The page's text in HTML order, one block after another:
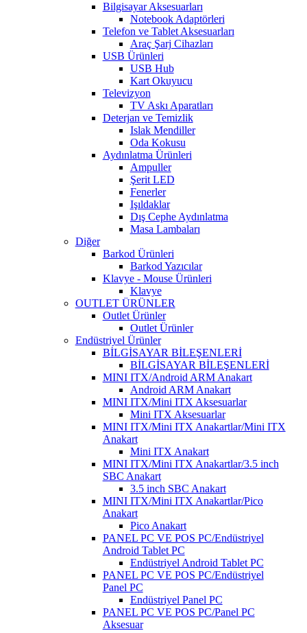
Bilgisayar Aksesuarları
Notebook Adaptörleri
Telefon ve Tablet Aksesuarları
Araç Şarj Cihazları
USB Ürünleri
USB Hub
Kart Okuyucu
Televizyon
TV Askı Aparatları
Deterjan ve Temizlik
Islak Mendiller
Oda Kokusu
Aydınlatma Ürünleri
Ampuller
Şerit LED
Fenerler
Işıldaklar
Dış Cephe Aydınlatma
Masa Lambaları
Diğer
Barkod Ürünleri
Barkod Yazıcılar
Klavye - Mouse Ürünleri
Klavye
OUTLET ÜRÜNLER
Outlet Ürünler
Outlet Ürünler
Endüstriyel Ürünler
BİLGİSAYAR BİLEŞENLERİ
BİLGİSAYAR BİLEŞENLERİ
MINI ITX/Android ARM Anakart
Android ARM Anakart
MINI ITX/Mini ITX Aksesuarlar
Mini ITX Aksesuarlar
MINI ITX/Mini ITX Anakartlar/Mini ITX
Anakart
Mini ITX Anakart
MINI ITX/Mini ITX Anakartlar/3.5 inch
SBC Anakart
3.5 inch SBC Anakart
MINI ITX/Mini ITX Anakartlar/Pico
Anakart
Pico Anakart
PANEL PC VE POS PC/Endüstriyel
Android Tablet PC
Endüstriyel Android Tablet PC
PANEL PC VE POS PC/Endüstriyel
Panel PC
Endüstriyel Panel PC
PANEL PC VE POS PC/Panel PC
Aksesuar